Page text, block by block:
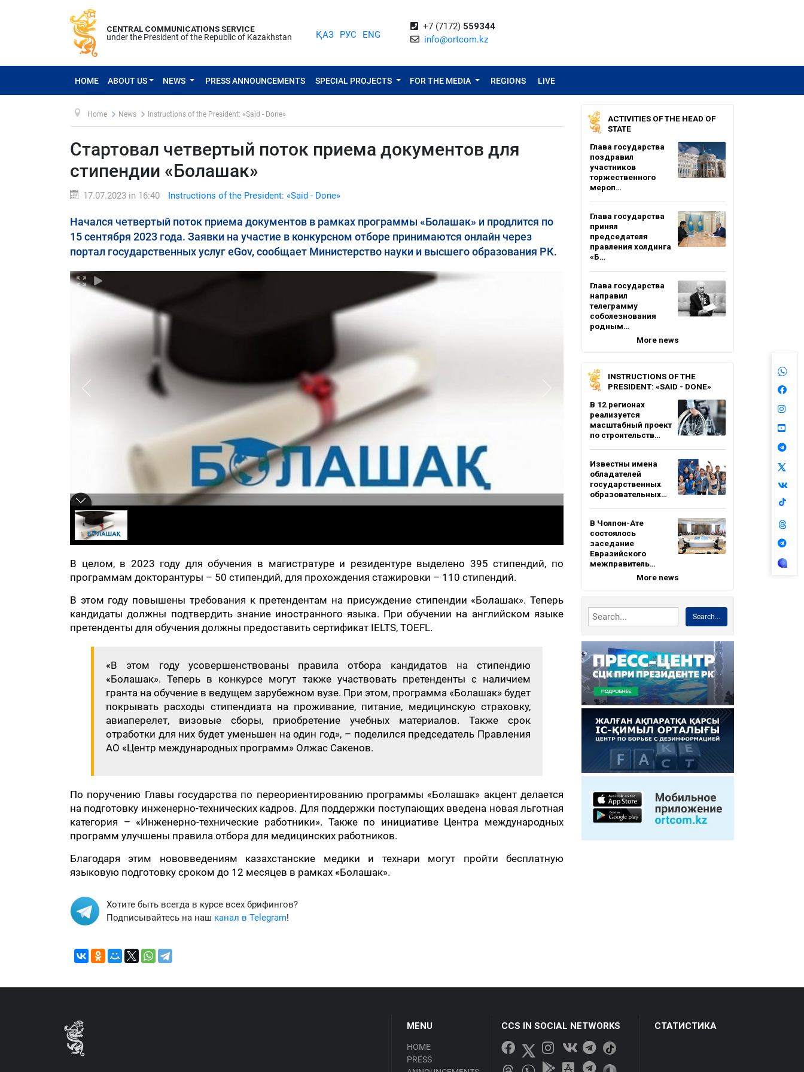
CENTRAL COMMUNICATIONS SERVICE
under the President of the Republic of Kazakhstan
ҚАЗ РУС ENG
+7 (7172) 559344
info@ortcom.kz
HOME ABOUT US NEWS PRESS ANNOUNCEMENTS SPECIAL PROJECTS FOR THE MEDIA REGIONS LIVE
Home News Instructions of the President: «Said - Done»
Стартовал четвертый поток приема документов для
стипендии «Болашак»
17.07.2023 in 16:40 Instructions of the President: «Said - Done»
Начался четвертый поток приема документов в рамках программы «Болашак» и продлится по
15 сентября 2023 года. Заявки на участие в конкурсном отборе принимаются онлайн через
портал государственных услуг eGov, сообщает Министерство науки и высшего образования РК.
В целом, в 2023 году для обучения в магистратуре и резидентуре выделено 395 стипендий, по
программам докторантуры – 50 стипендий, для прохождения стажировки – 110 стипендий.
В этом году повышены требования к претендентам на присуждение стипендии «Болашак». Теперь
кандидаты должны подтвердить знание иностранного языка. При обучении на английском языке
претенденты для обучения должны предоставить сертификат IELTS, TOEFL.
«В этом году усовершенствованы правила отбора кандидатов на стипендию
«Болашак». Теперь в конкурсе могут также участвовать претенденты с наличием
гранта на обучение в ведущем зарубежном вузе. При этом, программа «Болашак» будет
покрывать расходы стипендиата на проживание, питание, медицинскую страховку,
авиаперелет, визовые сборы, приобретение учебных материалов. Также срок
отработки для них будет уменьшен на один год», – поделился председатель Правления
АО «Центр международных программ» Олжас Сакенов.
По поручению Главы государства по переориентированию программы «Болашак» акцент делается
на подготовку инженерно-технических кадров. Для поддержки поступающих введена новая льготная
категория – «Инженерно-технические работники». Также по инициативе Центра международных
программ улучшены правила отбора для медицинских работников.
Благодаря этим нововведениям казахстанские медики и технари могут пройти бесплатную
языковую подготовку сроком до 12 месяцев в рамках «Болашак».
Хотите быть всегда в курсе всех брифингов?
Подписывайтесь на наш канал в Telegram!
ACTIVITIES OF THE HEAD OF
STATE
Глава государства
поздравил
участников
торжественного
мероп…
Глава государства
принял
председателя
правления холдинга
«Б…
Глава государства
направил
телеграмму
соболезнования
родным…
More news
INSTRUCTIONS OF THE
PRESIDENT: «SAID - DONE»
В 12 регионах
реализуется
масштабный проект
по строительств…
Известны имена
обладателей
государственных
образовательных…
В Чолпон-Ате
состоялось
заседание
Евразийского
межправитель…
More news
Search...
MENU
HOME
PRESS
CCS IN SOCIAL NETWORKS СТАТИСТИКА